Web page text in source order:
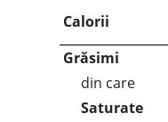
Calorii
Grăsimi
din care
Saturate